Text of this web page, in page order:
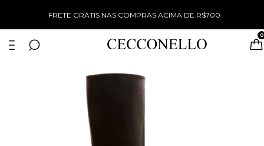
FRETE GRÁTIS NAS COMPRAS ACIMA DE R$700
0